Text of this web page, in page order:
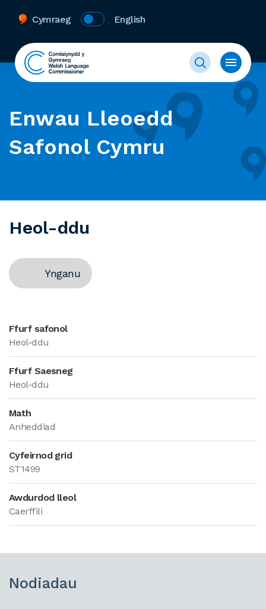
Cymraeg English
Enwau Lleoedd
Safonol Cymru
Heol-ddu
Ynganu
Ffurf safonol
Heol-ddu
Ffurf Saesneg
Heol-ddu
Math
Anheddiad
Cyfeirnod grid
ST1499
Awdurdod lleol
Caerffili
Nodiadau